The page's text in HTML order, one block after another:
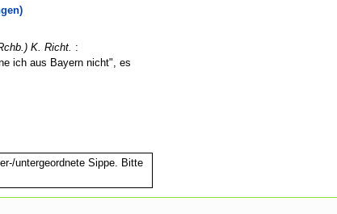
K. Richt. :
ich aus Bayern nicht", es
untergeordnete Sippe. Bitte